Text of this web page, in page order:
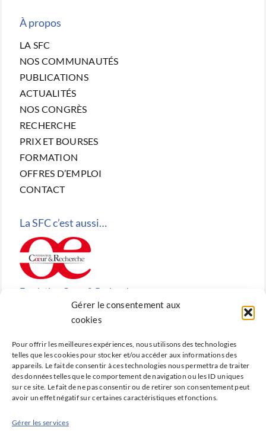
Gérer le consentement aux
cookies
Pour offrir les meilleures expériences, nous utilisons des technologies
telles que les cookies pour stocker et/ou accéder aux informations des
appareils. Le fait de consentir à ces technologies nous permettra de traiter
des données telles que le comportement de navigation ou les ID uniques
sur ce site. Le fait de ne pas consentir ou de retirer son consentement peut
avoir un effet négatif sur certaines caractéristiques et fonctions.
Gérer les services
À propos
LA SFC
NOS COMMUNAUTÉS
PUBLICATIONS
ACTUALITÉS
NOS CONGRÈS
RECHERCHE
PRIX ET BOURSES
FORMATION
OFFRES D’EMPLOI
CONTACT
La SFC c’est aussi…
Fondation Cœur & Recherche
Reconnue d’utilité publique, la Fondation Cœur &
créée en 2010 par la SFC.